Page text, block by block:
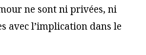
ne sont ni privées, ni
avec l’implication dans le